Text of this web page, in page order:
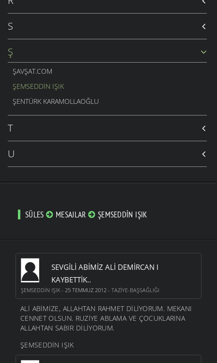
S
Ş
ŞAVŞAT.COM
ŞEMSEDDIN IŞIK
ŞENTÜRK KARAMOLLAOĞLU
T
U
SÜLES MESAJLAR ŞEMSEDDIN IŞIK
SEVGILI ABIMIZ ALI DEMIRCAN I
KAYBETTIK..
ŞEMSEDDIN IŞIK - 25 TEMMUZ 2012 - TAZIYE-BAŞSAĞLIĞI
ALİ ABİMİZE, ALLAHTAN RAHMET DİLİYORUM. MEKANI
CENNET OLSUN. RUZİYE ABLAMA VE ÇOCUKLARINA
ALLAHTAN SABIR DİLİYORUM.
ŞEMSEDDİN IŞIK